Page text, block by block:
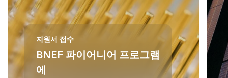
지원서 접수
BNEF 파이어니어 프로그램
에